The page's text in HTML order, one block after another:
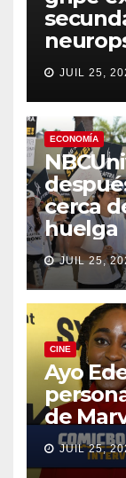
JUIL 25,
ECONOMÍA
cerca
huelga
JUIL 25,
CINE
Ayo
de
JUIL 25,